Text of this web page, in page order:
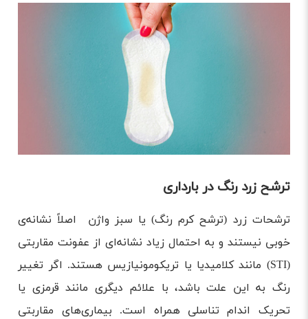
ترشح زرد رنگ در بارداری
ترشحات زرد (ترشح کرم رنگ) یا سبز واژن اصلاً نشانه‌ی
خوبی نیستند و به احتمال زیاد نشانه‌ای از عفونت مقاربتی
(STI) مانند کلامیدیا یا تریکومونیازیس هستند. اگر تغییر
رنگ به این علت باشد، با علائم دیگری مانند قرمزی یا
تحریک اندام تناسلی همراه است. بیماری‌های مقاربتی